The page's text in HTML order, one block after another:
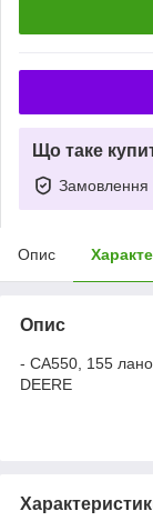
Що таке
Замовлення
Опис
Опис
- CA550, 155
DEERE